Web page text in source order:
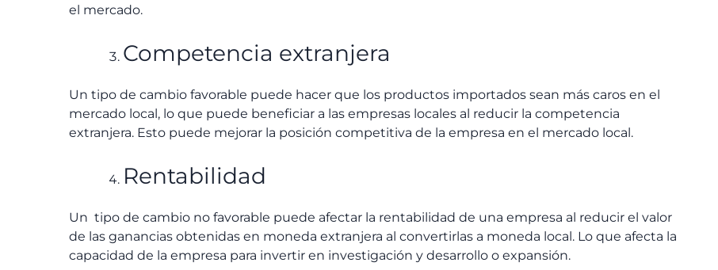
el mercado.
Competencia extranjera
Un tipo de cambio favorable puede hacer que los productos importados sean más caros en el
mercado local, lo que puede beneficiar a las empresas locales al reducir la competencia
extranjera. Esto puede mejorar la posición competitiva de la empresa en el mercado local.
Rentabilidad
Un tipo de cambio no favorable puede afectar la rentabilidad de una empresa al reducir el valor
de las ganancias obtenidas en moneda extranjera al convertirlas a moneda local. Lo que afecta la
capacidad de la empresa para invertir en investigación y desarrollo o expansión.